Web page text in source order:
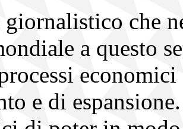
che
a questo
e di